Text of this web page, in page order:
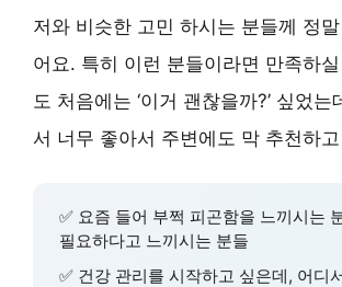
저와 비슷한 고민 하시는 분들께 정
어요. 특히 이런 분들이라면 만족하
도 처음에는 ‘이거 괜찮을까?’ 싶었
서 너무 좋아서 주변에도 막 추천하
✅ 요즘 들어 부쩍 피곤함을 느끼시는
필요하다고 느끼시는 분들
✅ 건강 관리를 시작하고 싶은데, 어디